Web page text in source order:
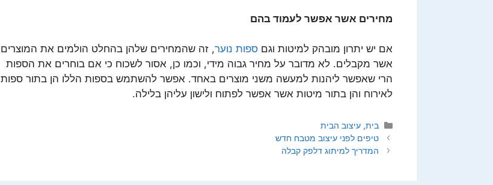
מחירים אשר אפשר לעמוד בהם
אם יש יתרון מובהק למיטות וגם ספות נוער, זה שהמחירים שלהן בהחלט הולמים את המוצרים
אשר מקבלים. לא מדובר על מחיר גבוה מידי, וכמו כן, אסור לשכוח כי אם בוחרים את הספות
הרי שאפשר ליהנות למעשה משני מוצרים באחד. אפשר להשתמש בספות הללו הן בתור ספות
לאירוח והן בתור מיטות אשר אפשר לפתוח ולישון עליהן בלילה.
קטגוריות
בית,עיצוב הבית
טיפים לפני עיצוב מטבח חדש
המדריך למיתוג דלפק קבלה